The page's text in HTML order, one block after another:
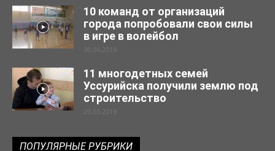
10 команд от организаций
города попробовали свои силы
в игре в волейбол
30.04.2019
11 многодетных семей
Уссурийска получили землю под
строительство
29.03.2019
ПОПУЛЯРНЫЕ РУБРИКИ